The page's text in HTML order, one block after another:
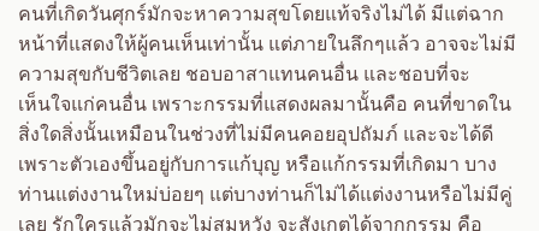
คนที่เกิดวันศุกร์มักจะหาความสุขโดยแท้จริงไม่ได้ มีแต่ฉาก
หน้าที่แสดงให้ผู้คนเห็นเท่านั้น แต่ภายในลึกๆแล้ว อาจจะไม่มี
ความสุขกับชีวิตเลย ชอบอาสาแทนคนอื่น และชอบที่จะ
เห็นใจแก่คนอื่น เพราะกรรมที่แสดงผลมานั้นคือ คนที่ขาดใน
สิ่งใดสิ่งนั้นเหมือนในช่วงที่ไม่มีคนคอยอุปถัมภ์ และจะได้ดี
เพราะตัวเองขึ้นอยู่กับการแก้บุญ หรือแก้กรรมที่เกิดมา บาง
ท่านแต่งงานใหม่บ่อยๆ แต่บางท่านก็ไม่ได้แต่งงานหรือไม่มีคู่
เลย รักใครแล้วมักจะไม่สมหวัง จะสังเกตได้จากกรรม คือ